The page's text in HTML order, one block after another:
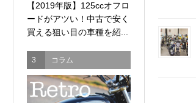
【2019年版】125ccオフロ
ードがアツい！中古で安く
買える狙い目の車種を紹...
3 コラム